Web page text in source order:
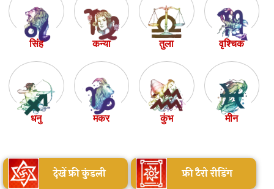
सिंह कन्या तुला वृश्चिक
धनु मकर कुंभ मीन
देखें फ्री कुंडली फ्री टैरो रीडिंग